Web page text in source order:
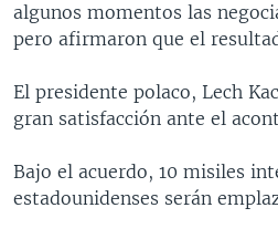
TECNOLOGÍA
CIENCIA Y SALUD
FOTOGRAFÍA
EL MUNDO AL DÍA
VISIÓN 360
PANORAMA
RADIO
AUDIONOTICIAS
ESTADOS UNIDOS AL DÍA
DOCUMENTALES DE LA VOA
algunos momentos las
pero afirmaron que el
El presidente polaco, Lech
gran satisfacción ante el
Bajo el acuerdo, 10 misiles
estadounidenses serán